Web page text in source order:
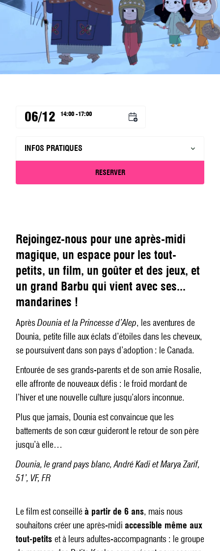
Rejoingez-nous pour une après-midi
magique, un espace pour les tout-
petits, un film, un goûter et des jeux, et
un grand Barbu qui vient avec ses...
mandarines !
AprèsDounia et la Princesse d’Alep, les aventures de
Dounia, petite fille aux éclats d’étoiles dans les cheveux,
se poursuivent dans son pays d’adoption : le Canada.
Entourée de ses grands-parents et de son amie Rosalie,
elle affronte de nouveaux défis : le froid mordant de
l’hiver et une nouvelle culture jusqu’alors inconnue.
Plus que jamais, Dounia est convaincue que les
battements de son cœur guideront le retour de son père
jusqu’à elle…
Dounia, le grand pays blanc, André Kadi et Marya Zarif,
51’, VF, FR
Le film est conseilléà partir de 6 ans, mais nous
souhaitons créer une après-midi accessible même aux
tout-petits et à leurs adultes-accompagnants : le groupe
06/12 14:00 -17:00
INFOS PRATIQUES
RESERVER